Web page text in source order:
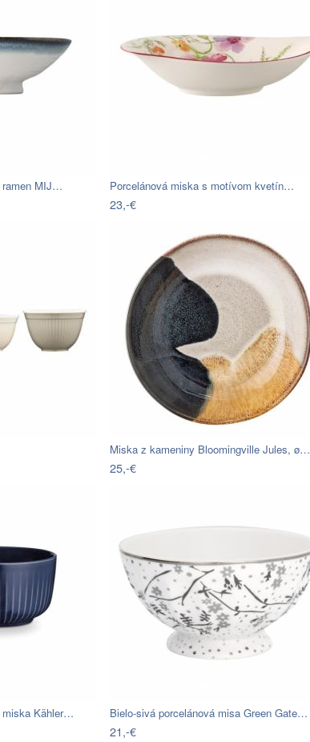
ramen MIJ… Porcelánová miska s motívom kvetín…
23,-€
Miska z kameniny Bloomingville Jules, ø…
25,-€
miska Kähler… Bielo-sivá porcelánová misa Green Gate…
21,-€